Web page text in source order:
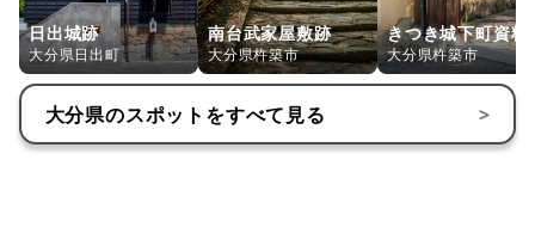
日出城跡
大分県日出町
南台武家屋敷跡
大分県杵築市
きつき城下町資料
大分県杵築市
大分県のスポットをすべて見る >